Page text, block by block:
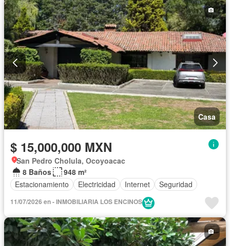
Casa
$ 15,000,000 MXN
San Pedro Cholula, Ocoyoacac
8 Baños
948 m²
Estacionamiento
Electricidad Internet Seguridad
11/07/2026 en - INMOBILIARIA LOS ENCINOS